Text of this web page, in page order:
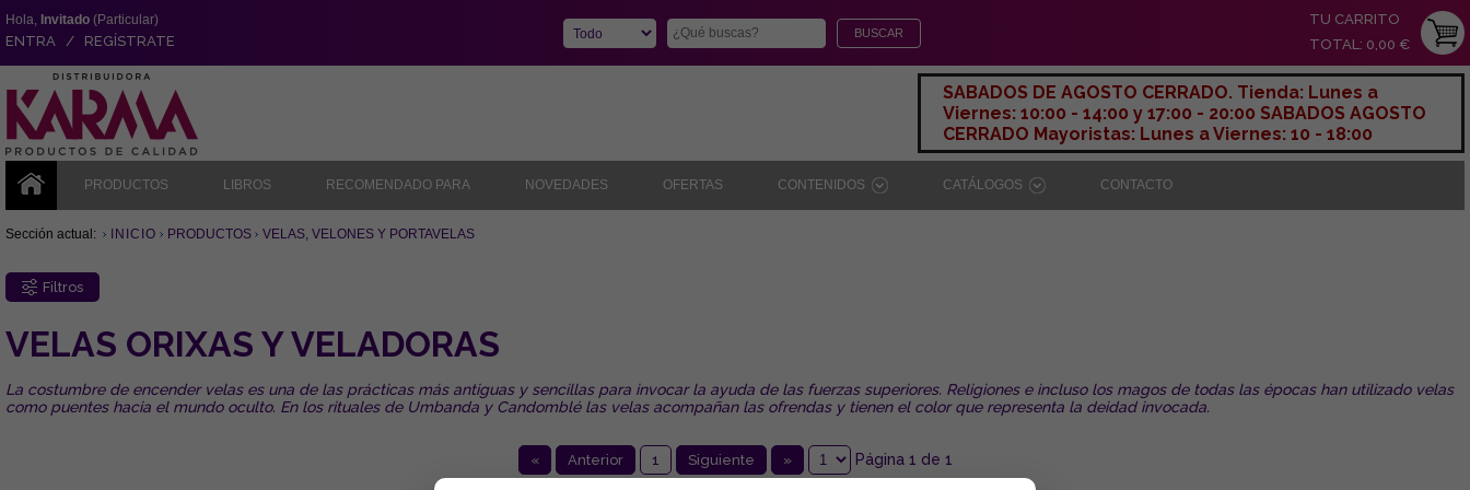
Hola, Invitado (Particular)
ENTRA / REGÍSTRATE
TU CARRITO
TOTAL: 0,00 €
SABADOS DE AGOSTO CERRADO. Tienda: Lunes a
Viernes: 10:00 - 14:00 y 17:00 - 20:00 SABADOS AGOSTO
CERRADO Mayoristas: Lunes a Viernes: 10 - 18:00
PRODUCTOS LIBROS RECOMENDADO PARA NOVEDADES OFERTAS CONTENIDOS CATÁLOGOS CONTACTO
Sección actual: INICIO PRODUCTOS VELAS, VELONES Y PORTAVELAS
Filtros
VELAS ORIXAS Y VELADORAS
La costumbre de encender velas es una de las prácticas más antiguas y sencillas para invocar la ayuda de las fuerzas superiores. Religiones e incluso los magos de todas las épocas han utilizado velas
como puentes hacia el mundo oculto. En los rituales de Umbanda y Candomblé las velas acompañan las ofrendas y tienen el color que representa la deidad invocada.
« Anterior 1 Siguiente » Página 1 de 1